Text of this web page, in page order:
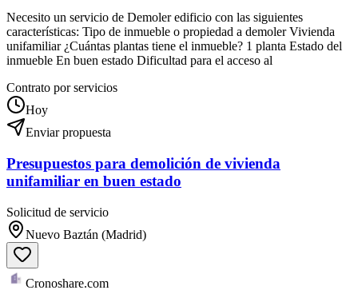
Necesito un servicio de Demoler edificio con las siguientes
características: Tipo de inmueble o propiedad a demoler Vivienda
unifamiliar ¿Cuántas plantas tiene el inmueble? 1 planta Estado del
inmueble En buen estado Dificultad para el acceso al
Contrato por servicios
Hoy
Enviar propuesta
Presupuestos para demolición de vivienda
unifamiliar en buen estado
Solicitud de servicio
Nuevo Baztán (Madrid)
Cronoshare.com